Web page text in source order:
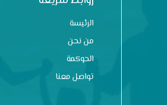
الرئيسة
من نحن
الحوكمة
تواصل معنا